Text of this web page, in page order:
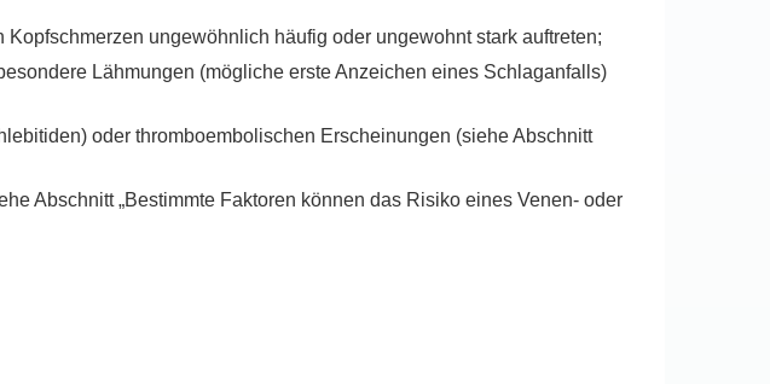
ungewöhnlich häufig oder ungewohnt stark auftreten;
Lähmungen (mögliche erste Anzeichen eines Schlaganfalls)
oder thromboembolischen Erscheinungen (siehe Abschnitt
Abschnitt „Bestimmte Faktoren können das Risiko eines Venen- oder